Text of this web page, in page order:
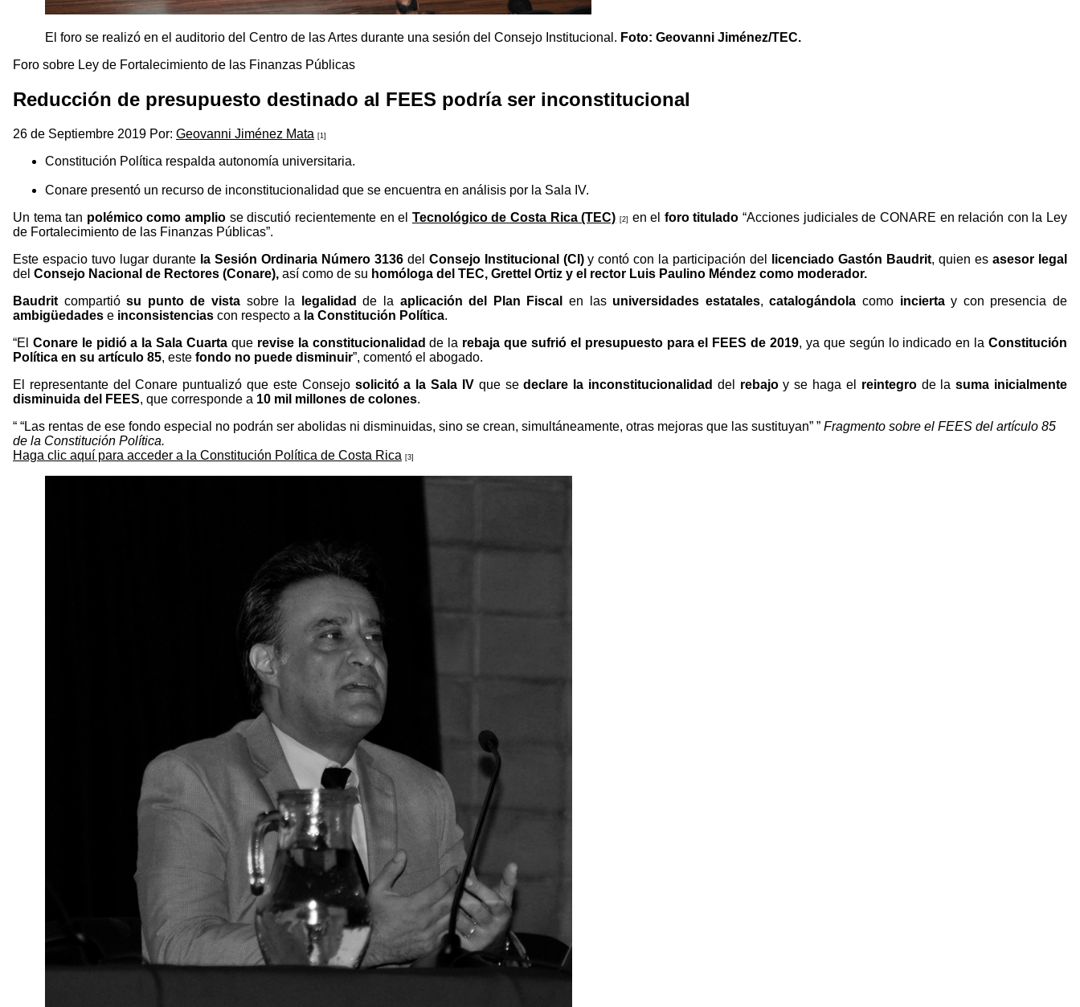
El foro se realizó en el auditorio del Centro de las Artes durante una sesión del Consejo Institucional. Foto: Geovanni Jiménez/TEC.
Foro sobre Ley de Fortalecimiento de las Finanzas Públicas
Reducción de presupuesto destinado al FEES podría ser inconstitucional
26 de Septiembre 2019 Por: Geovanni Jiménez Mata [1]
Constitución Política respalda autonomía universitaria.
Conare presentó un recurso de inconstitucionalidad que se encuentra en análisis por la Sala IV.
Un tema tan polémico como amplio se discutió recientemente en el Tecnológico de Costa Rica (TEC) [2] en el foro titulado “Acciones judiciales de CONARE en relación con la Ley
de Fortalecimiento de las Finanzas Públicas”.
Este espacio tuvo lugar durante la Sesión Ordinaria Número 3136 del Consejo Institucional (CI)y contó con la participación del licenciado Gastón Baudrit, quien esasesor legal
del Consejo Nacional de Rectores (Conare), así como de su homóloga del TEC, Grettel Ortiz y el rector Luis Paulino Méndez como moderador.
Baudrit compartiósu punto de vista sobre la legalidad de la aplicación del Plan Fiscal en las universidades estatales,catalogándola como inciertay con presencia de
ambigüedades e inconsistencias con respecto a la Constitución Política.
“El Conare le pidió a la Sala Cuarta que revise la constitucionalidad de la rebaja que sufrió el presupuesto para el FEES de 2019, ya que según lo indicado en laConstitución
Política en su artículo 85, este fondo no puede disminuir”, comentó el abogado.
El representante del Conare puntualizó que este Consejosolicitó a la Sala IVque sedeclare la inconstitucionalidad del rebajoy se haga el reintegrode lasuma inicialmente
disminuida del FEES, que corresponde a 10 mil millones de colones.
“Las rentas de ese fondo especial no podrán ser abolidas ni disminuidas, sino se crean, simultáneamente, otras mejoras que las sustituyan”
Fragmento sobre el FEES del artículo 85
de la Constitución Política.
Haga clic aquí para acceder a la Constitución Política de Costa Rica [3]